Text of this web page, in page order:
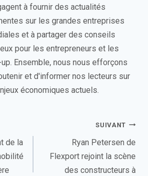
à fournir des actualités
sur les grandes entreprises
et à partager des conseils
pour les entrepreneurs et les
Ensemble, nous nous efforçons
et d'informer nos lecteurs sur
économiques actuels.
de la
SUIVANT
Ryan Petersen de
Flexport rejoint la scène
des constructeurs à